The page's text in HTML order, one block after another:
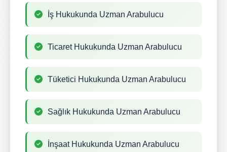
İş Hukukunda Uzman Arabulucu
Ticaret Hukukunda Uzman Arabulucu
Tüketici Hukukunda Uzman Arabulucu
Sağlık Hukukunda Uzman Arabulucu
İnşaat Hukukunda Uzman Arabulucu